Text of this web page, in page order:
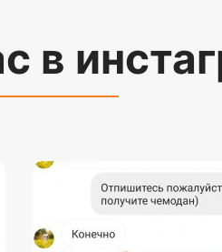
в